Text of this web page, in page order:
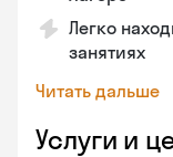
Легко
занятиях
Читать дальше
Услуги и